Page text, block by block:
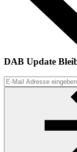
DAB Update